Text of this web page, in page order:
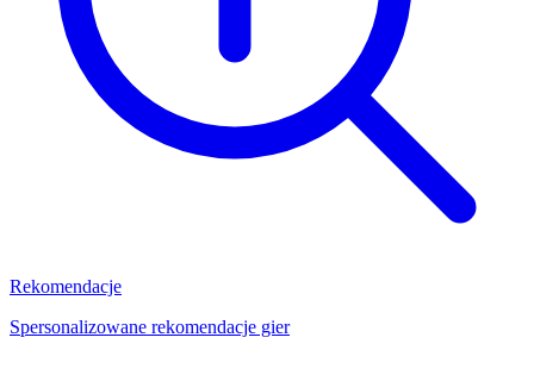
Rekomendacje
Spersonalizowane rekomendacje gier